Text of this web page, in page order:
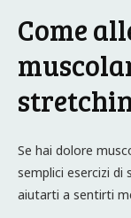
Come
Se hai dolore
semplici esercizi
aiutarti a sentirti